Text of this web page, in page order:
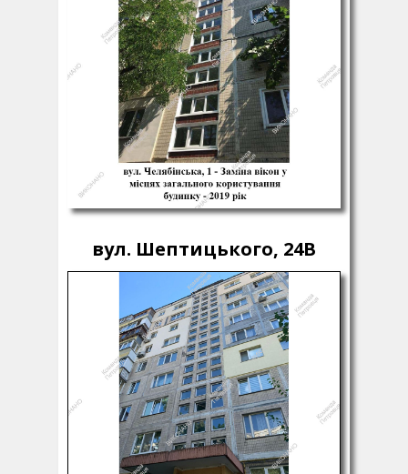
вул. Шептицького, 24В